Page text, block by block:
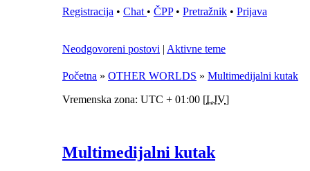
Registracija • Chat • ČPP• Pretražnik • Prijava
Neodgovoreni postovi | Aktivne teme
Početna » OTHER WORLDS » Multimedijalni kutak
Vremenska zona: UTC + 01:00 [LJV]
Multimedijalni kutak